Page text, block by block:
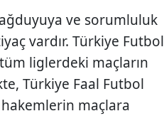
ve sorumluluk
vardır. Türkiye Futbol
liglerdeki maçların
Türkiye Faal Futbol
maçlara